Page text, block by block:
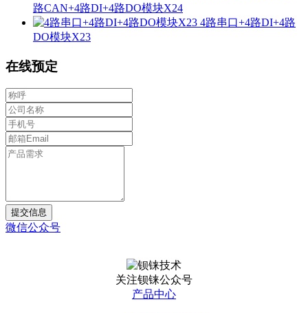
路CAN+4路DI+4路DO模块X24
4路串口+4路DI+4路
DO模块X23
在线预定
提交信息
微信公众号
关注钡铼公众号
产品中心